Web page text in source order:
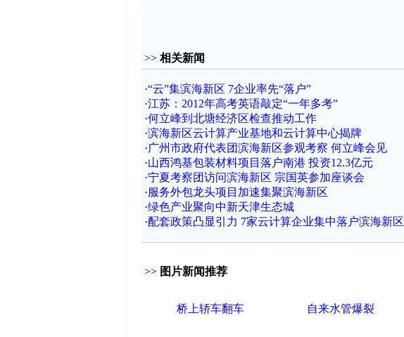
>> 相关新闻
·“云”集滨海新区 7企业率先“落户”
·江苏：2012年高考英语敲定“一年多考”
·何立峰到北塘经济区检查推动工作
·滨海新区云计算产业基地和云计算中心揭牌
·广州市政府代表团滨海新区参观考察 何立峰会见
·山西鸿基包装材料项目落户南港 投资12.3亿元
·宁夏考察团访问滨海新区 宗国英参加座谈会
·服务外包龙头项目加速集聚滨海新区
·绿色产业聚向中新天津生态城
·配套政策凸显引力 7家云计算企业集中落户滨海新区
>> 图片新闻推荐
桥上轿车翻车 自来水管爆裂